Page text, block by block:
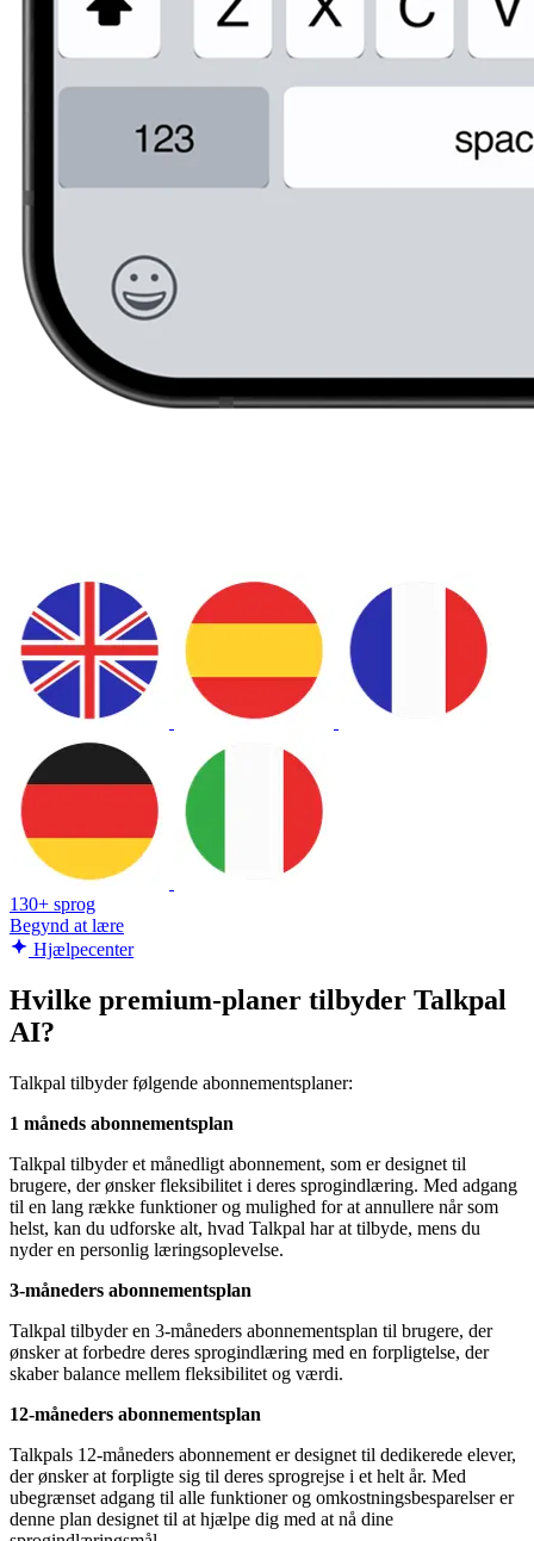
130+ sprog
Begynd at lære
Hjælpecenter
Hvilke premium-planer tilbyder Talkpal
AI?
Talkpal tilbyder følgende abonnementsplaner:
1 måneds abonnementsplan
Talkpal tilbyder et månedligt abonnement, som er designet til
brugere, der ønsker fleksibilitet i deres sprogindlæring. Med adgang
til en lang række funktioner og mulighed for at annullere når som
helst, kan du udforske alt, hvad Talkpal har at tilbyde, mens du
nyder en personlig læringsoplevelse.
3-måneders abonnementsplan
Talkpal tilbyder en 3-måneders abonnementsplan til brugere, der
ønsker at forbedre deres sprogindlæring med en forpligtelse, der
skaber balance mellem fleksibilitet og værdi.
12-måneders abonnementsplan
Talkpals 12-måneders abonnement er designet til dedikerede elever,
der ønsker at forpligte sig til deres sprogrejse i et helt år. Med
ubegrænset adgang til alle funktioner og omkostningsbesparelser er
denne plan designet til at hjælpe dig med at nå dine